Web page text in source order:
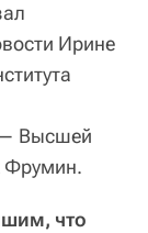
Ирине
— Высшей
что